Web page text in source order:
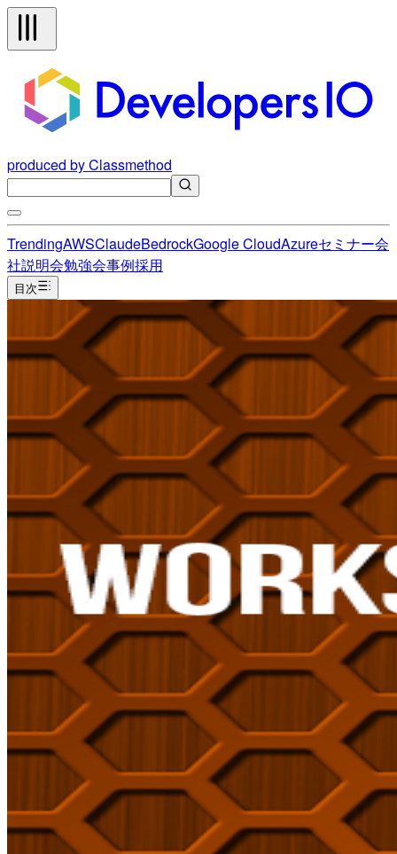
produced by Classmethod
TrendingAWSClaudeBedrockGoogle CloudAzureセミナー会
社説明会勉強会事例採用
目次